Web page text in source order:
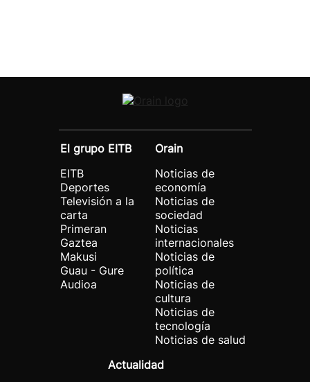
El grupo EITB
EITB
Deportes
Televisión a la
carta
Primeran
Gaztea
Makusi
Guau - Gure
Audioa
Orain
Noticias de
economía
Noticias de
sociedad
Noticias
internacionales
Noticias de
política
Noticias de
cultura
Noticias de
tecnología
Noticias de salud
Actualidad